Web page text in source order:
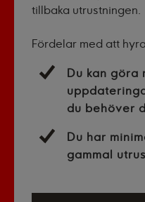
tillbaka utrustningen.
Fördelar med att
Du kan göra
du behöver
Du har
gammal